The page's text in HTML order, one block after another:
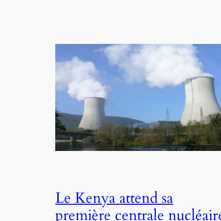
Le Kenya attend sa
première centrale